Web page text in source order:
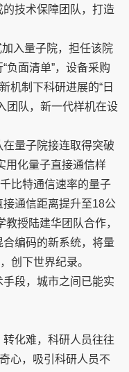
技术保障团队，打造
加入量子院，担任该院
负面清单”，设备采购
机制下科研进展的“日
团队，新一代样机在设
量子院接连取得突破
用化量子直接通信样
比特通信速率的量子
通信距离提升至18公
授陆建华团队合作，
编码的新系统，将量
创下世界纪录。
段，城市之间已能实
化难，科研人员往往
心，吸引科研人员不